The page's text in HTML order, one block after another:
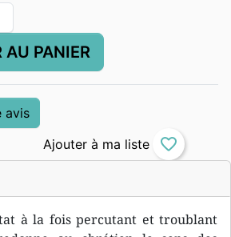
à la fois percutant et troublant
AU PANIER
avis
favorite_border